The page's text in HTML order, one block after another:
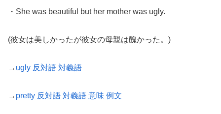
・She was beautiful but her mother was ugly.
(彼女は美しかったが彼女の母親は醜かった。)
→ ugly 反対語 対義語
→ pretty 反対語 対義語 意味 例文